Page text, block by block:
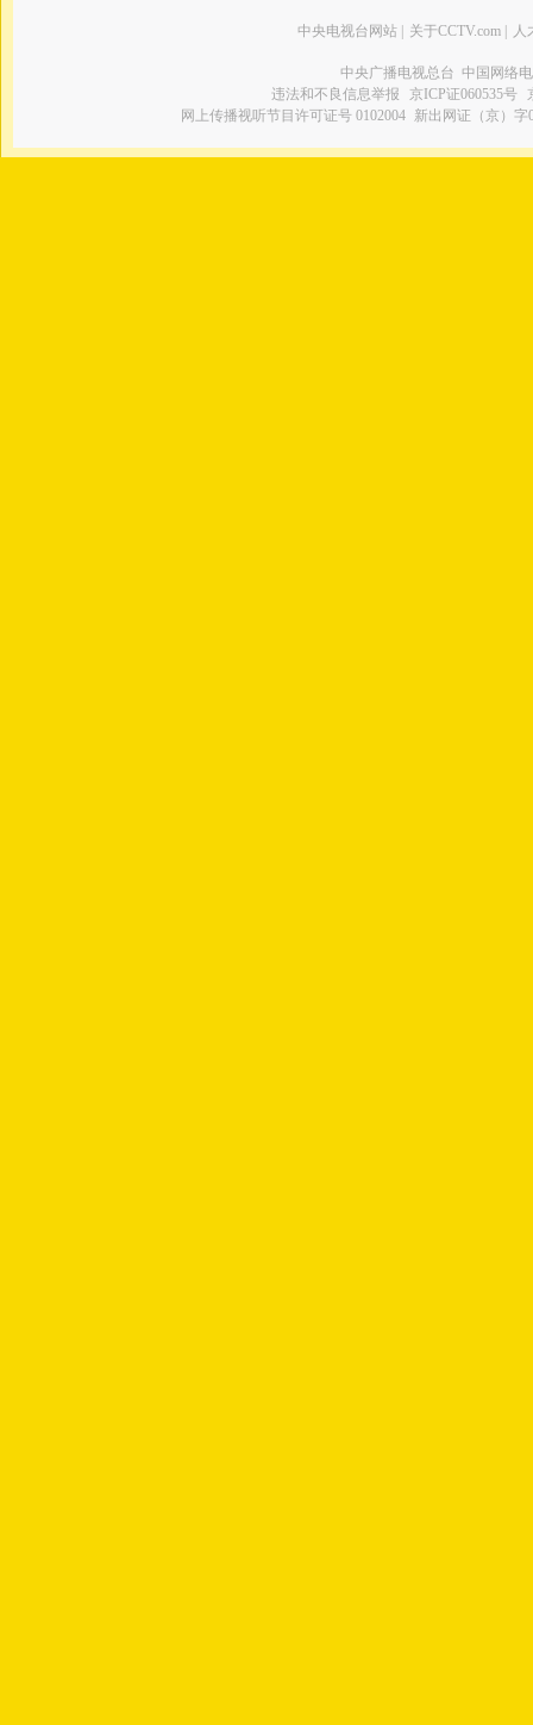
中央电视台网站 关于CCTV.com 人
中央广播电视总台 中国网络
违法和不良信息举报
京ICP证060535号
网上传播视听节目许可证号 0102004 新出网证（京）